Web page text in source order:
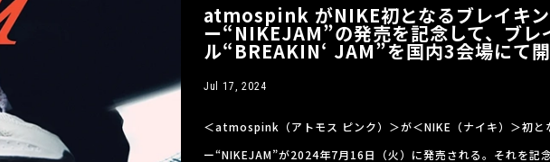
atmospink がNIKE初となるブレイキ
ー“NIKEJAM”の発売を記念して、ブレ
ル“BREAKIN‘ JAM”を国内3会場にて
Jul 17, 2024
＜atmospink（アトモス ピンク）＞が＜NIKE（ナイキ）＞初と
ー“NIKEJAM”が2024年7月16日（火）に発売される。それを記